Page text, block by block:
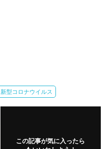
新型コロナウイルス
この記事が気に入ったら